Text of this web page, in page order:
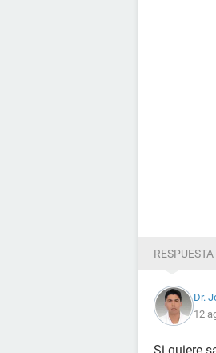
Dr.
12